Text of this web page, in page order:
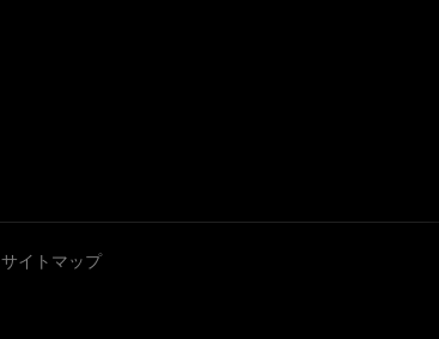
サイトマップ